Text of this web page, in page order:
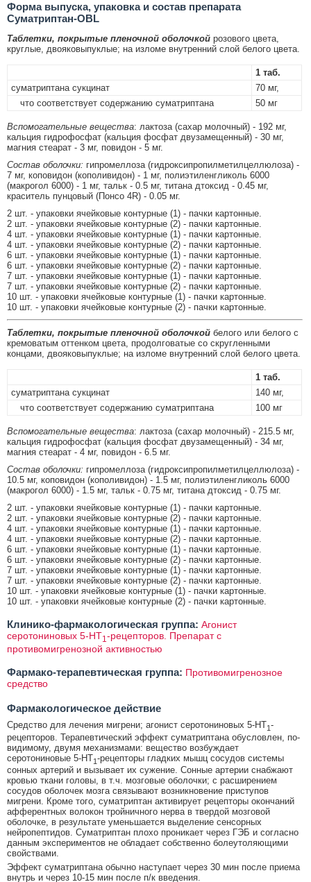
Форма выпуска, упаковка и состав препарата
Суматриптан-OBL
Таблетки, покрытые пленочной оболочкой розового цвета,
круглые, двояковыпуклые; на изломе внутренний слой белого цвета.
1 таб.
суматриптана сукцинат
70 мг,
что соответствует содержанию суматриптана
50 мг
Вспомогательные вещества: лактоза (сахар молочный) - 192 мг,
кальция гидрофосфат (кальция фосфат двузамещенный) - 30 мг,
магния стеарат - 3 мг, повидон - 5 мг.
Состав оболочки: гипромеллоза (гидроксипропилметилцеллюлоза) -
7 мг, коповидон (кополивидон) - 1 мг, полиэтиленгликоль 6000
(макрогол 6000) - 1 мг, тальк - 0.5 мг, титана дтоксид - 0.45 мг,
краситель пунцовый (Понсо 4R) - 0.05 мг.
2 шт. - упаковки ячейковые контурные (1) - пачки картонные.
2 шт. - упаковки ячейковые контурные (2) - пачки картонные.
4 шт. - упаковки ячейковые контурные (1) - пачки картонные.
4 шт. - упаковки ячейковые контурные (2) - пачки картонные.
6 шт. - упаковки ячейковые контурные (1) - пачки картонные.
6 шт. - упаковки ячейковые контурные (2) - пачки картонные.
7 шт. - упаковки ячейковые контурные (1) - пачки картонные.
7 шт. - упаковки ячейковые контурные (2) - пачки картонные.
10 шт. - упаковки ячейковые контурные (1) - пачки картонные.
10 шт. - упаковки ячейковые контурные (2) - пачки картонные.
Таблетки, покрытые пленочной оболочкой белого или белого с
кремоватым оттенком цвета, продолговатые со скругленными
концами, двояковыпуклые; на изломе внутренний слой белого цвета.
1 таб.
суматриптана сукцинат
140 мг,
что соответствует содержанию суматриптана
100 мг
Вспомогательные вещества: лактоза (сахар молочный) - 215.5 мг,
кальция гидрофосфат (кальция фосфат двузамещенный) - 34 мг,
магния стеарат - 4 мг, повидон - 6.5 мг.
Состав оболочки: гипромеллоза (гидроксипропилметилцеллюлоза) -
10.5 мг, коповидон (кополивидон) - 1.5 мг, полиэтиленгликоль 6000
(макрогол 6000) - 1.5 мг, тальк - 0.75 мг, титана дтоксид - 0.75 мг.
2 шт. - упаковки ячейковые контурные (1) - пачки картонные.
2 шт. - упаковки ячейковые контурные (2) - пачки картонные.
4 шт. - упаковки ячейковые контурные (1) - пачки картонные.
4 шт. - упаковки ячейковые контурные (2) - пачки картонные.
6 шт. - упаковки ячейковые контурные (1) - пачки картонные.
6 шт. - упаковки ячейковые контурные (2) - пачки картонные.
7 шт. - упаковки ячейковые контурные (1) - пачки картонные.
7 шт. - упаковки ячейковые контурные (2) - пачки картонные.
10 шт. - упаковки ячейковые контурные (1) - пачки картонные.
10 шт. - упаковки ячейковые контурные (2) - пачки картонные.
Клинико-фармакологическая группа: Агонист
серотониновых 5-HT1 -рецепторов. Препарат с
противомигренозной активностью
Фармако-терапевтическая группа: Противомигренозное
средство
Фармакологическое действие
Средство для лечения мигрени; агонист серотониновых 5-HT1-
рецепторов. Терапевтический эффект суматриптана обусловлен, по-
видимому, двумя механизмами: вещество возбуждает
серотониновые 5-HT1-рецепторы гладких мышц сосудов системы
сонных артерий и вызывает их сужение. Сонные артерии снабжают
кровью ткани головы, в т.ч. мозговые оболочки; с расширением
сосудов оболочек мозга связывают возникновение приступов
мигрени. Кроме того, суматриптан активирует рецепторы окончаний
афферентных волокон тройничного нерва в твердой мозговой
оболочке, в результате уменьшается выделение сенсорных
нейропептидов. Суматриптан плохо проникает через ГЭБ и согласно
данным экспериментов не обладает собственно болеутоляющими
свойствами.
Эффект суматриптана обычно наступает через 30 мин после приема
внутрь и через 10-15 мин после п/к введения.